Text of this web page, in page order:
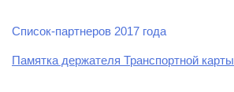
Список-партнеров 2017 года
Памятка держателя Транспортной карты